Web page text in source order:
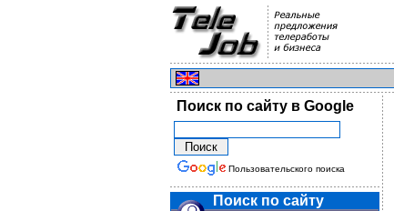
Поиск по сайту в Google
Пользовательского поиска
Поиск по сайту